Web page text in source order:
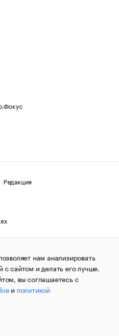
Редакция
соблюдении авторских прав
1995–2026.Сообщения
агентства «РБК»
службой по надзору в сфере
и массовых
09.12.2015 за номером ИА
пометкой «РБК». Отдельные
информацию,
нам анализировать
с сайтом и делать его лучше.
вы соглашаетесь с
и политикой